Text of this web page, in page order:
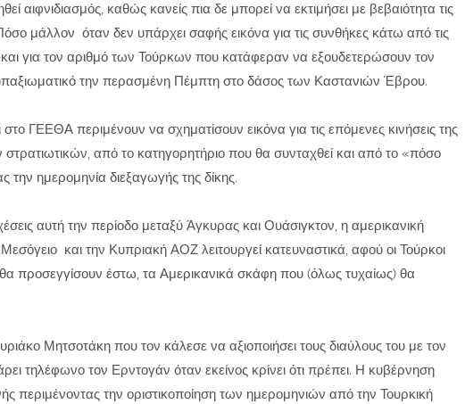
αιφνιδιασμός, καθώς κανείς πια δε μπορεί να εκτιμήσει με βεβαιότητα τις
μάλλον όταν δεν υπάρχει σαφής εικόνα για τις συνθήκες κάτω από τις
για τον αριθμό των Τούρκων που κατάφεραν να εξουδετερώσουν τον
την περασμένη Πέμπτη στο δάσος των Καστανιών Έβρου.
ΓΕΕΘΑ περιμένουν να σχηματίσουν εικόνα για τις επόμενες κινήσεις της
από το κατηγορητήριο που θα συνταχθεί και από το «πόσο
την ημερομηνία διεξαγωγής της δίκης.
αυτή την περίοδο μεταξύ Άγκυρας και Ουάσιγκτον, η αμερικανική
και την Κυπριακή ΑΟΖ λειτουργεί κατευναστικά, αφού οι Τούρκοι
προσεγγίσουν έστω, τα Αμερικανικά σκάφη που (όλως τυχαίως) θα
Μητσοτάκη που τον κάλεσε να αξιοποιήσει τους διαύλους του με τον
τηλέφωνο τον Ερντογάν όταν εκείνος κρίνει ότι πρέπει. Η κυβέρνηση
περιμένοντας την οριστικοποίηση των ημερομηνιών από την Τουρκική